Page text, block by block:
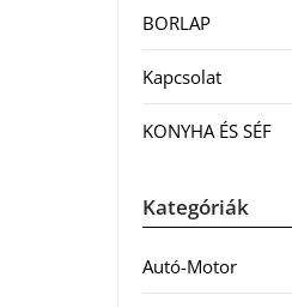
BORLAP
Kapcsolat
KONYHA ÉS SÉF
Kategóriák
Autó-Motor